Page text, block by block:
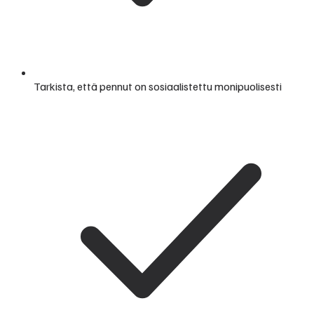
Tarkista, että pennut on sosiaalistettu monipuolisesti